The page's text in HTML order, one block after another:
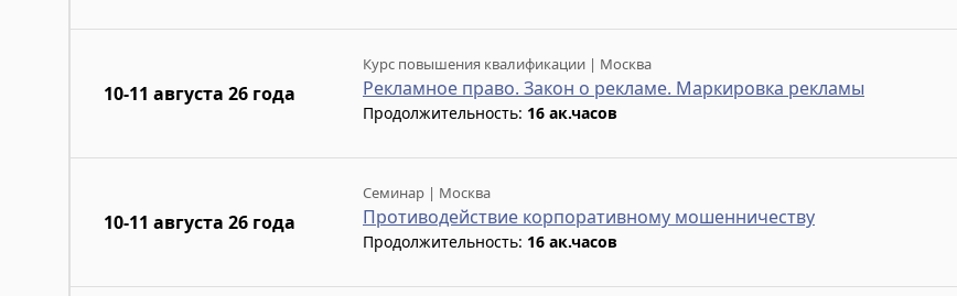
10-11 августа 26 года
Курс повышения квалификации | Москва
Рекламное право. Закон о рекламе. Маркировка рекламы
Продолжительность: 16 ак.часов
10-11 августа 26 года
Семинар | Москва
Противодействие корпоративному мошенничеству
Продолжительность: 16 ак.часов